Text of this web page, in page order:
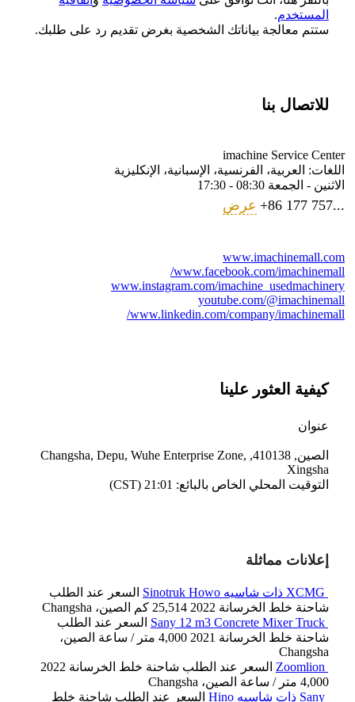
المستخدم.
ستتم معالجة بياناتك الشخصية بغرض تقديم رد على طلبك.
للاتصال بنا
imachine Service Center
اللغات: العربية، الفرنسية، الإسبانية، الإنكليزية
الاثنين - الجمعة 08:30 - 17:30
+86 177 757... عرض
www.imachinemall.com
www.facebook.com/imachinemall/
www.instagram.com/imachine_usedmachinery
youtube.com/@imachinemall
www.linkedin.com/company/imachinemall/
كيفية العثور علينا
عنوان
الصين, 410138, Changsha, Depu, Wuhe Enterprise Zone,
Xingsha
التوقيت المحلي الخاص بالبائع: 21:01 (CST)
إعلانات مماثلة
XCMG ذات شاسيه Sinotruk Howo
السعر عند الطلب
شاحنة خلط الخرسانة 2022 25,514 كم
الصين، Changsha
Sany 12 m3 Concrete Mixer Truck السعر عند الطلب
شاحنة خلط الخرسانة 2021 4,000 متر / ساعة
الصين،
Changsha
Zoomlion السعر عند الطلب شاحنة خلط الخرسانة 2022
4,000 متر / ساعة
الصين، Changsha
Sany ذات شاسيه Hino
السعر عند الطلب شاحنة خلط